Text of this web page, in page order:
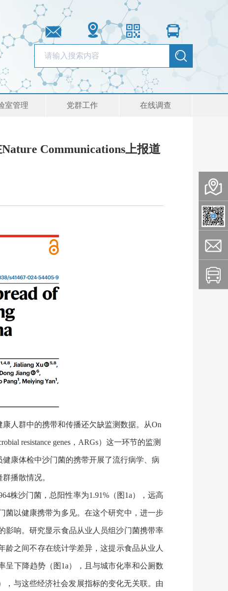
室管理 党群工作 在线调查
Communications上报道
人群中的携带和传播还欠缺监测数据。从On
resistance genes，ARGs）这一环节的监测
康体检中沙门菌的携带开展了流行病学、病
播散情况。
株沙门菌，总阳性率为1.91%（图1a），远高
菌以健康携带为多见。在这个研究中，进一步
影响。研究显示食品从业人员组沙门菌携带率
龄之间不存在统计学差异，这提示食品从业人
呈下降趋势（图1a），且与城市化率和公厕数
，与这些经济社会发展指标的变化无关联。由